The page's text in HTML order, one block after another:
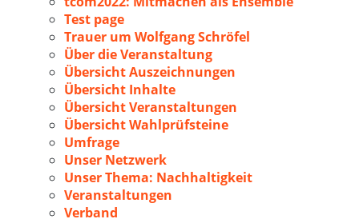
Test page
Trauer um Wolfgang Schröfel
Über die Veranstaltung
Übersicht Auszeichnungen
Übersicht Inhalte
Übersicht Veranstaltungen
Übersicht Wahlprüfsteine
Umfrage
Unser Netzwerk
Unser Thema: Nachhaltigkeit
Veranstaltungen
Verband